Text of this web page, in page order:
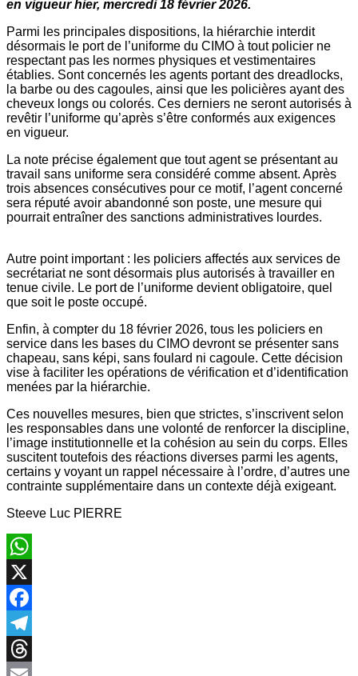
en vigueur hier, mercredi 18 février 2026.
Parmi les principales dispositions, la hiérarchie interdit
désormais le port de l’uniforme du CIMO à tout policier ne
respectant pas les normes physiques et vestimentaires
établies. Sont concernés les agents portant des dreadlocks,
la barbe ou des cagoules, ainsi que les policières ayant des
cheveux longs ou colorés. Ces derniers ne seront autorisés à
revêtir l’uniforme qu’après s’être conformés aux exigences
en vigueur.
La note précise également que tout agent se présentant au
travail sans uniforme sera considéré comme absent. Après
trois absences consécutives pour ce motif, l’agent concerné
sera réputé avoir abandonné son poste, une mesure qui
pourrait entraîner des sanctions administratives lourdes.
Autre point important : les policiers affectés aux services de
secrétariat ne sont désormais plus autorisés à travailler en
tenue civile. Le port de l’uniforme devient obligatoire, quel
que soit le poste occupé.
Enfin, à compter du 18 février 2026, tous les policiers en
service dans les bases du CIMO devront se présenter sans
chapeau, sans képi, sans foulard ni cagoule. Cette décision
vise à faciliter les opérations de vérification et d’identification
menées par la hiérarchie.
Ces nouvelles mesures, bien que strictes, s’inscrivent selon
les responsables dans une volonté de renforcer la discipline,
l’image institutionnelle et la cohésion au sein du corps. Elles
suscitent toutefois des réactions diverses parmi les agents,
certains y voyant un rappel nécessaire à l’ordre, d’autres une
contrainte supplémentaire dans un contexte déjà exigeant.
Steeve Luc PIERRE
WhatsApp
X
Facebook
Telegram